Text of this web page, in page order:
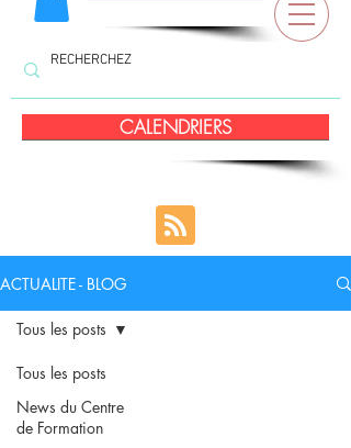
CALENDRIERS
ACTUALITE - BLOG
Tous les posts
News du Centre
de Formation
Tous les posts